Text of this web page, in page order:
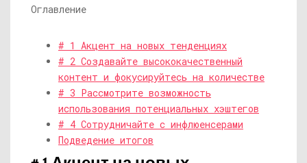
Оглавление
# 1 Акцент на новых тенденциях
# 2 Создавайте высококачественный
контент и фокусируйтесь на количестве
# 3 Рассмотрите возможность
использования потенциальных хэштегов
# 4 Сотрудничайте с инфлюенсерами
Подведение итогов